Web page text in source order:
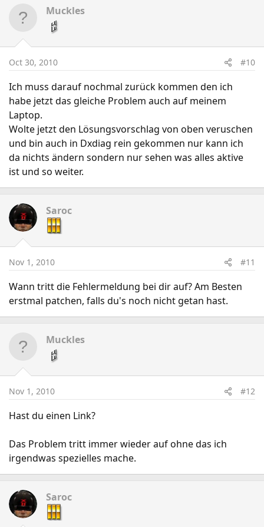
Muckles
Oct 30, 2010 #10
Ich muss darauf nochmal zurück kommen den ich
habe jetzt das gleiche Problem auch auf meinem
Laptop.
Wolte jetzt den Lösungsvorschlag von oben veruschen
und bin auch in Dxdiag rein gekommen nur kann ich
da nichts ändern sondern nur sehen was alles aktive
ist und so weiter.
Saroc
Nov 1, 2010 #11
Wann tritt die Fehlermeldung bei dir auf? Am Besten
erstmal patchen, falls du's noch nicht getan hast.
Muckles
Nov 1, 2010 #12
Hast du einen Link?
Das Problem tritt immer wieder auf ohne das ich
irgendwas spezielles mache.
Saroc